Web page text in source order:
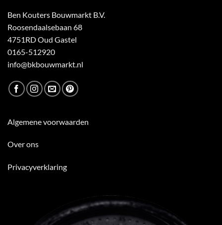
Ben Kouters Bouwmarkt B.V.
Roosendaalsebaan 68
4751RD Oud Gastel
0165-512920
info@bkbouwmarkt.nl
Algemene voorwaarden
Over ons
Privacyverklaring